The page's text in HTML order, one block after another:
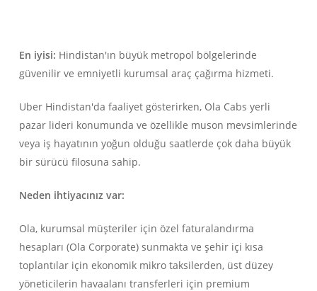
En iyisi: Hindistan'ın büyük metropol bölgelerinde
güvenilir ve emniyetli kurumsal araç çağırma hizmeti.
Uber Hindistan'da faaliyet gösterirken, Ola Cabs yerli
pazar lideri konumunda ve özellikle muson mevsimlerinde
veya iş hayatının yoğun olduğu saatlerde çok daha büyük
bir sürücü filosuna sahip.
Neden ihtiyacınız var:
Ola, kurumsal müşteriler için özel faturalandırma
hesapları (Ola Corporate) sunmakta ve şehir içi kısa
toplantılar için ekonomik mikro taksilerden, üst düzey
yöneticilerin havaalanı transferleri için premium